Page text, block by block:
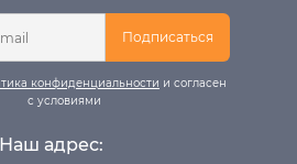
Подписаться
конфиденциальности и согласен
с условиями
Наш адрес: